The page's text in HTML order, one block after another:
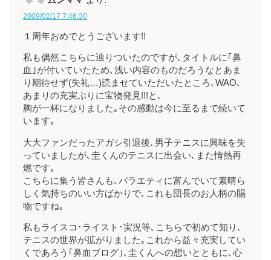
2009/02/17 7:46:30
１周年おめでとうございます!!
私も偶然こちらに辿りついたのですが､タイトルに｢鼻
血｣が付いていたため､浅い内容のものだろうなとあま
り期待せず(失礼…)読ませていただいたところ､WAO､
あまりの充実ぶりに宝物発見!!!と､
胸が一杯になりました｡その感動は今に至るまで続いて
います｡
大大ファンだったアガシ引退後､男子テニスに興味を失
っていましたが､圭くんのテニスに出会い､また情熱再
燃です｡
こちらに集う皆さんも､バラエティに富んでいて素晴ら
しく気持ちのいい方ばかりで､これも団長のお人柄の賜
物ですね｡
私もライスコ･ライスト･実況等､こちらで初めて知り､
テニスの世界が拡がりました｡これから益々充実してい
くであろう｢鼻血ブログ｣､圭くんへの想いとともに､心